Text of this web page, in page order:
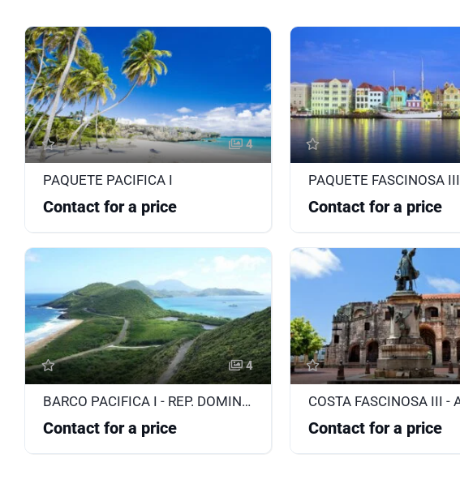
4
PAQUETE PACIFICA I
Contact for a price
PAQUETE FASCINOSA III
Contact for a price
4
BARCO PACIFICA I - REP. DOMINICANA, ANTILLAS, ISLAS VÍRGENES
Contact for a price Contact for a price